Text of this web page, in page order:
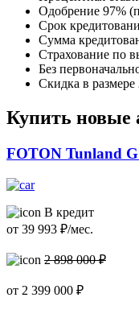
Одобрение 97%
Срок
Сумма
Страхование по
Без
Скидка в
Купить новые
FOTON Tunland
В кредит
от 39 993 ₽/мес.
2 898 000 ₽
от 2 399 000 ₽